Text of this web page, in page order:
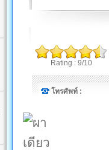
Rating : 9/10
โทรศัพท์ :